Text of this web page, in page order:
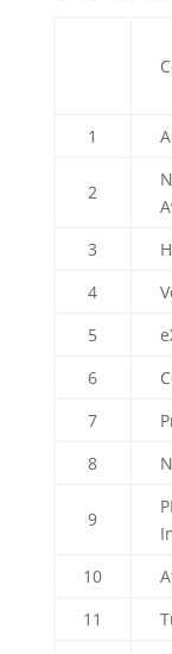
1
2
3
4
5
6
7
8
9
10
11